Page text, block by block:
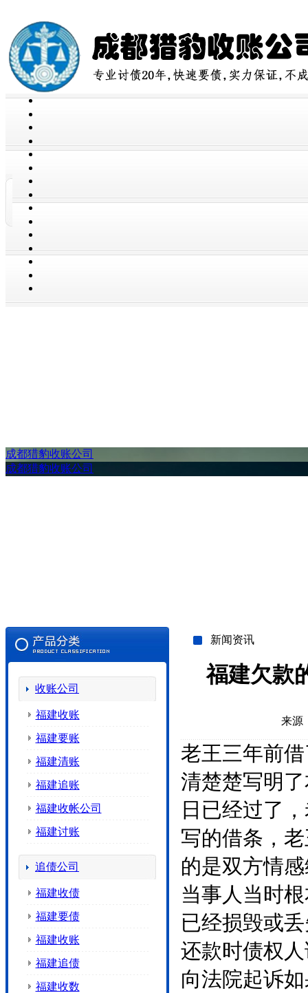
成都猎豹收账公司
成都猎豹收账公司
收账公司
福建收账
福建要账
福建清账
福建追账
福建收帐公司
福建讨账
追债公司
福建收债
福建要债
福建收账
福建追债
福建收数
新闻资讯
福建欠款
来源
老王三年前
清楚楚写明
日已经过了
写的借条，
的是双方情
当事人当时
已经损毁或
还款时债权
向法院起诉